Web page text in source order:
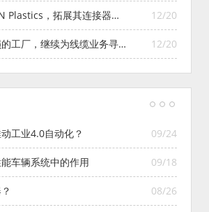
12/20
Plastics，拓展其连接器系
12/20
工厂，继续为线缆业务寻找
09/24
工业4.0自动化？
09/18
车辆系统中的作用
08/26